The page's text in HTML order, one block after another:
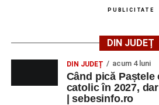
Primul concert din cadrul
PUBLICITATE
DIN JUDEȚ
DIN JUDEȚ acum 4 luni
Când pică Paștele
catolic în 2027,
| sebesinfo.ro